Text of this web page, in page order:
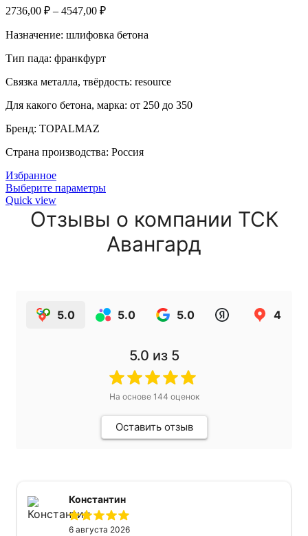
2736,00 ₽ – 4547,00 ₽
Назначение: шлифовка бетона
Тип пада: франкфурт
Связка металла, твёрдость: resource
Для какого бетона, марка: от 250 до 350
Бренд: TOPALMAZ
Страна производства: Россия
Избранное
Выберите параметры
Quick view
Отзывы о компании ТСК
Авангард
5.0 5.0 5.0 4.9
5.0 из 5
На основе 144 оценок
Оставить отзыв
Константин
6 августа 2026